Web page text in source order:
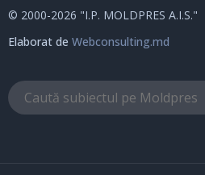
© 2000-2026 "I.P. MOLDPRES A.I.S."
Elaborat de Webconsulting.md